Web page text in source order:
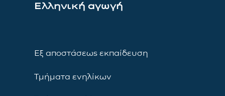
Ελληνική αγωγή
Εξ αποστάσεως εκπαίδευση
Τμήματα ενηλίκων